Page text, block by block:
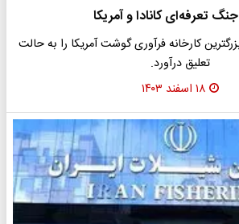
تعرفه‌ای کانادا و آمریکا
کارخانه فرآوری گوشت آمریکا را به حالت
تعلیق درآورد.
۱۸ اسفند ۱۴۰۳